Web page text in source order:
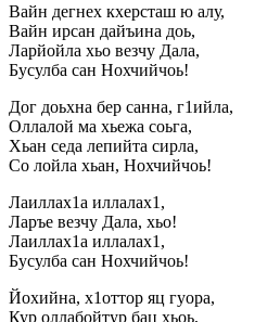
Вайн дегнех кхерсташ ю алу,
Вайн ирсан дайъина доь,
Ларйойла хьо везчу Дала,
Бусулба сан Нохчийчоь!
Дог доьхна бер санна, г1ийла,
Оллалой ма хьежа соьга,
Хьан седа лепийта сирла,
Со лойла хьан, Нохчийчоь!
Лаиллах1а иллалах1,
Ларъе везчу Дала, хьо!
Лаиллах1а иллалах1,
Бусулба сан Нохчийчоь!
Йохийна, х1оттор яц гуора,
Кур оллабойтур бац хьоь,